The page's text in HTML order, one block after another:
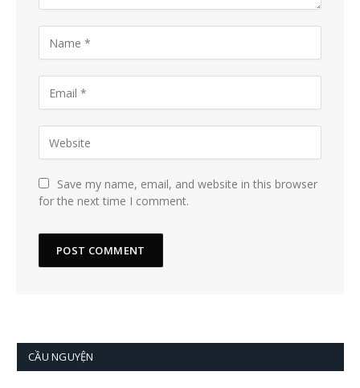
Save my name, email, and website in this browser
for the next time I comment.
CẦU NGUYỆN